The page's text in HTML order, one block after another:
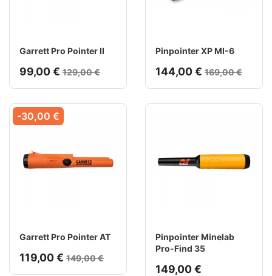
Garrett Pro Pointer II
99,00 € 129,00 €
Pinpointer XP MI-6
144,00 € 169,00 €
Garrett Pro Pointer AT
119,00 € 149,00 €
-30,00 €
Pinpointer Minelab
Pro-Find 35
149,00 €